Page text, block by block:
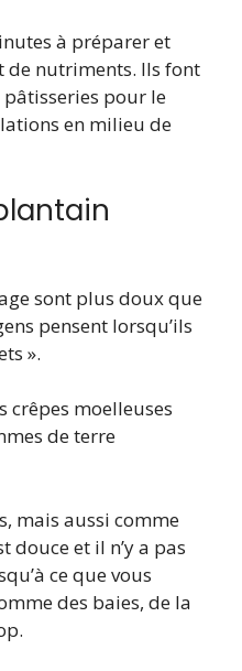
à préparer et
de nutriments. Ils font
pâtisseries pour le
en milieu de
sont plus doux que
pensent lorsqu’ils
».
crêpes moelleuses
de terre
mais aussi comme
douce et il n’y a pas
ce que vous
des baies, de la